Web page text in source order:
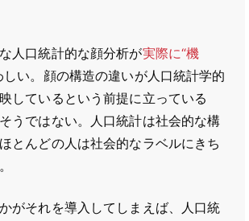
人口統計的な顔分析が実際に“機
しい。顔の構造の違いが人口統計学的
しているという前提に立っている
うではない。人口統計は社会的な構
とんどの人は社会的なラベルにきち
がそれを導入してしまえば、人口統